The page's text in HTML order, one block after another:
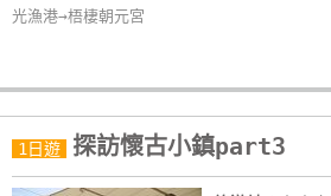
服
單
Line
光漁港→梧棲朝元宮
1日遊 探訪懷古小鎮part3